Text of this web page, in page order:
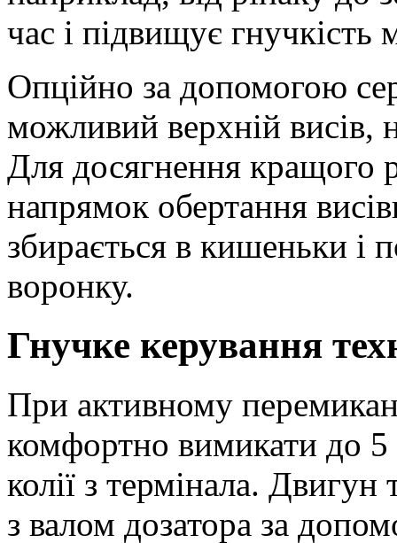
час і підвищує
Опційно за допомогою
можливий верхній висів,
Для досягнення кращого
напрямок обертання
збирається в кишеньки і
воронку.
Гнучке керування
При активному
комфортно вимикати до 5
колії з термінала. Двигун
з валом дозатора за